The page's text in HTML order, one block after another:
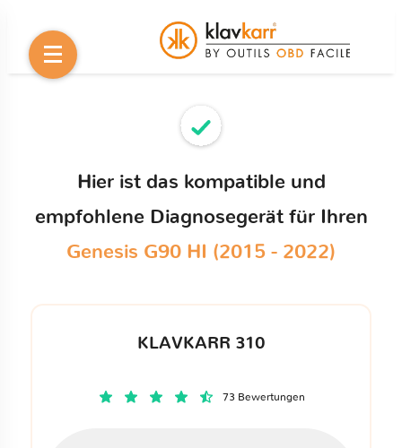
Hier ist das kompatible und
empfohlene Diagnosegerät für Ihren
Genesis G90 HI (2015 - 2022)
KLAVKARR 310
73 Bewertungen